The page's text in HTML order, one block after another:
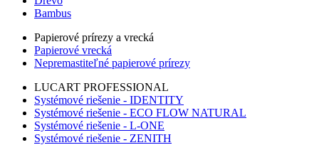
Bambus
Papierové prírezy a vrecká
Papierové vrecká
Nepremastiteľné papierové prírezy
LUCART PROFESSIONAL
Systémové riešenie - IDENTITY
Systémové riešenie - ECO FLOW NATURAL
Systémové riešenie - L-ONE
Systémové riešenie - ZENITH